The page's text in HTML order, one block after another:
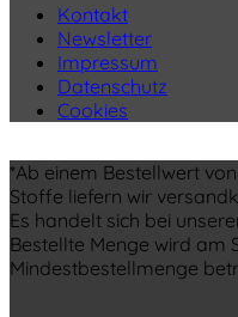
Kontakt
Newsletter
Impressum
Datenschutz
Cookies
*Ab einem Bestellwert
Stoffe liefern wir
Es handelt sich bei
Bestellte Menge wird am
Mindestbestellmenge